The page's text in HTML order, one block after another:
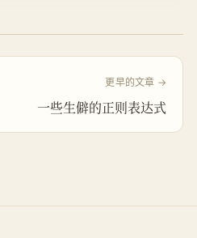
更早的文章 →
一些生僻的正则表达式